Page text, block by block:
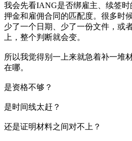
我会先看IANG是否绑雇主、续签
押金和雇佣合同的匹配度。很多时
少了一个日期、少了一份文件，或
上，整个判断就会变。
所以我觉得别一上来就急着补一堆
在哪。
是资格不够？
是时间线太赶？
还是证明材料之间对不上？